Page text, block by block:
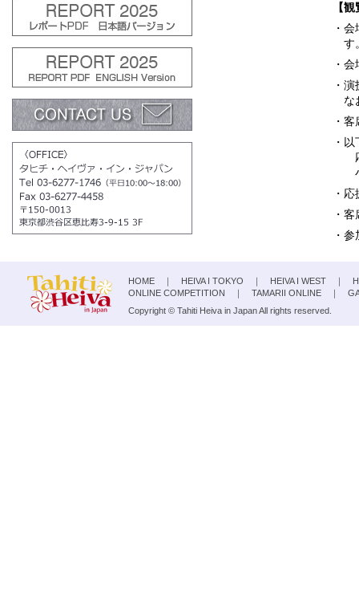
【
・
す
・
・
な
・
・
・
・
・
HOME ｜ HEIVA I TOKYO ｜ HEIVA I WEST ｜
ONLINE COMPETITION ｜ TAMARII ONLINE ｜
Copyright © Tahiti Heiva in Japan All rights reserved.